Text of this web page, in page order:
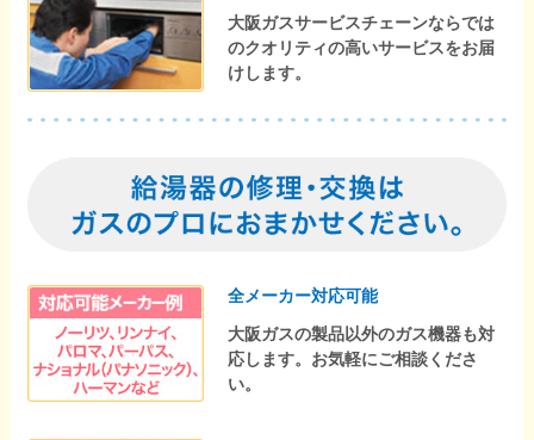
大阪ガスサービスチェーンならでは
のクオリティの高いサービスをお届
けします。
全メーカー対応可能
大阪ガスの製品以外のガス機器も対
応します。お気軽にご相談くださ
い。